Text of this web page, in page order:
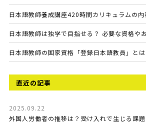
日本語教師養成講座420時間カリキュラムの
日本語教師は独学で目指せる？ 必要な資格や
日本語教師の国家資格「登録日本語教員」とは
直近の記事
2025.09.22
外国人労働者の推移は？受け入れで生じる課題